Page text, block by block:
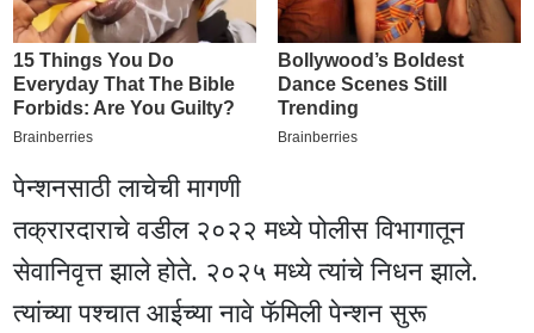
पेन्शनसाठी लाचेची मागणी
तक्रारदाराचे वडील २०२२ मध्ये पोलीस विभागातून
सेवानिवृत्त झाले होते. २०२५ मध्ये त्यांचे निधन झाले.
त्यांच्या पश्चात आईच्या नावे फॅमिली पेन्शन सुरू